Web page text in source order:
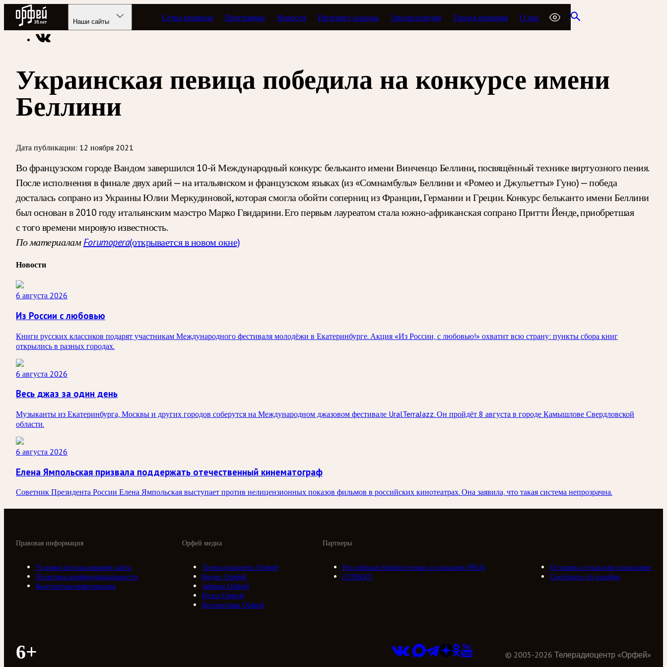
Радио Орфей
Наши сайты Сетка вещания Программы Новости Интернет-каналы Энциклопедия Города вещания О нас
Радио классической музыки «Орфей» Новости
Украинская певица победила на конкурсе имени
Беллини
Дата публикации: 12 ноября 2021
Во французском городе Вандом завершился 10-й Международный конкурс бельканто имени Винченцо Беллини, посвящённый технике виртуозного пения.
После исполнения в финале двух арий — на итальянском и французском языках (из «Сомнамбулы» Беллини и «Ромео и Джульетты» Гуно) — победа
досталась сопрано из Украины Юлии Меркудиновой, которая смогла обойти соперниц из Франции, Германии и Греции. Конкурс бельканто имени Беллини
был основан в 2010 году итальянским маэстро Марко Гвидарини. Его первым лауреатом стала южно-африканская сопрано Притти Йенде, приобретшая
с того времени мировую известность.
По материаламForumopera(открывается в новом окне)
Новости
6 августа 2026
Из России с любовью
Книги русских классиков подарят участникам Международного фестиваля молодёжи в Екатеринбурге. Акция «Из России, с любовью!» охватит всю страну: пункты сбора книг
открылись в разных городах.
6 августа 2026
Весь джаз за один день
Музыканты из Екатеринбурга, Москвы и других городов соберутся на Международном джазовом фестивале UralTerraJazz. Он пройдёт 8 августа в городе Камышлове Свердловской
области.
6 августа 2026
Елена Ямпольская призвала поддержать отечественный кинематограф
Советник Президента России Елена Ямпольская выступает против нелицензионных показов фильмов в российских кинотеатрах. Она заявила, что такая система непрозрачна.
Орфей медиа
Телерадиоцентр Орфей
Видео Орфей
Афиша Орфей
Ноты Орфей
Коллективы Орфей
Партнеры
Российская библиотечная ассоциация (РБА)
///ТРАКТ
Правовая информация
Условия использования сайта
Политика конфиденциальности
Контактная информация
Оставить отзыв или пожелание
Сообщить об ошибке
6+ © 2005-2026 Телерадиоцентр «Орфей»